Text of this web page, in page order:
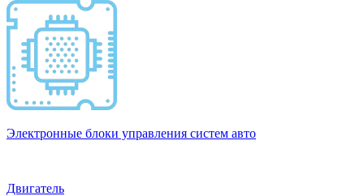
Электронные блоки управления систем авто
Двигатель